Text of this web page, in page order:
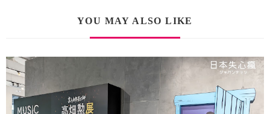
YOU MAY ALSO LIKE